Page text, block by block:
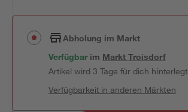
Abholung im Markt
Verfügbar im MarktTroisdorf
Artikel wird 3 Tage für dich hinterlegt
Verfügbarkeit in anderen Märkten